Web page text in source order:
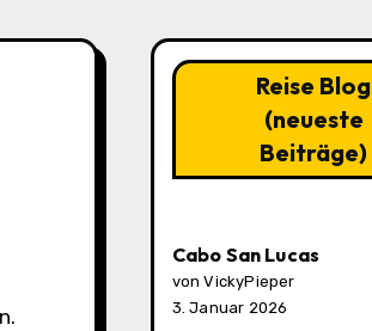
Reise Blog
(neueste
Beiträge)
Cabo San Lucas
von VickyPieper
3. Januar 2026